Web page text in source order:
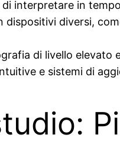
di interpretare in
dispositivi diversi,
di livello
e sistemi di